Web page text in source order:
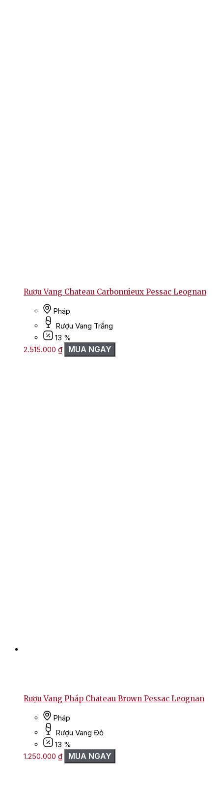
Rượu Vang Chateau Carbonnieux Pessac Leognan
Pháp
Rượu Vang Trắng
13 %
2.515.000 ₫ MUA NGAY
Rượu Vang Pháp Chateau Brown Pessac Leognan
Pháp
Rượu Vang Đỏ
13 %
1.250.000 ₫ MUA NGAY